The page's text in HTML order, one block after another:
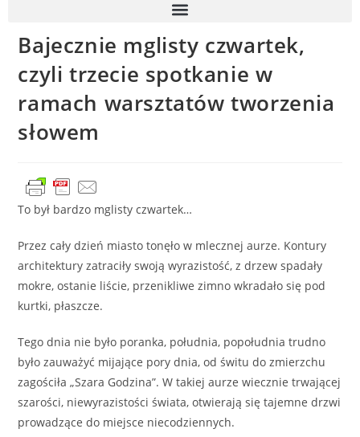
Bajecznie mglisty czwartek,
czyli trzecie spotkanie w
ramach warsztatów tworzenia
słowem
To był bardzo mglisty czwartek…
Przez cały dzień miasto tonęło w mlecznej aurze. Kontury
architektury zatraciły swoją wyrazistość, z drzew spadały
mokre, ostanie liście, przenikliwe zimno wkradało się pod
kurtki, płaszcze.
Tego dnia nie było poranka, południa, popołudnia trudno
było zauważyć mijające pory dnia, od świtu do zmierzchu
zagościła „Szara Godzina”. W takiej aurze wiecznie trwającej
szarości, niewyrazistości świata, otwierają się tajemne drzwi
prowadzące do miejsce niecodziennych.